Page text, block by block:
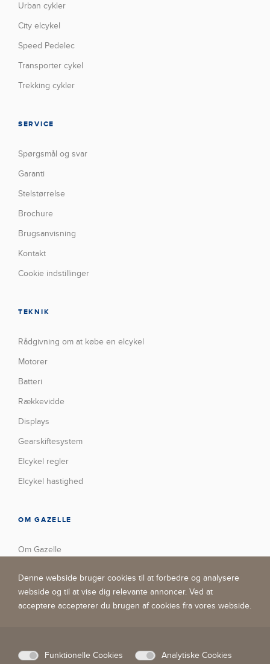
Urban cykler
City elcykel
Speed Pedelec
Transporter cykel
Trekking cykler
SERVICE
Spørgsmål og svar
Garanti
Stelstørrelse
Brochure
Brugsanvisning
Kontakt
Cookie indstillinger
TEKNIK
Rådgivning om at købe en elcykel
Motorer
Batteri
Rækkevidde
Displays
Gearskiftesystem
Elcykel regler
Elcykel hastighed
OM GAZELLE
Om Gazelle
Trofæskab
Nyheder
Virksomhedens sociale ansvar
Denne webside bruger cookies til at forbedre og analysere
webside og til at vise dig relevante annoncer. Ved at
acceptere accepterer du brugen af ​​cookies fra vores webside.
Funktionelle Cookies Analytiske Cookies